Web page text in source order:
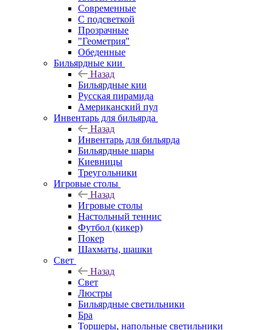
Современные
С подсветкой
Прозрачные
"Геометрия"
Обеденные
Бильярдные кии
Назад
Бильярдные кии
Русская пирамида
Американский пул
Инвентарь для бильярда
Назад
Инвентарь для бильярда
Бильярдные шары
Киевницы
Треугольники
Игровые столы
Назад
Игровые столы
Настольный теннис
Футбол (кикер)
Покер
Шахматы, шашки
Свет
Назад
Свет
Люстры
Бильярдные светильники
Бра
Торшеры, напольные светильники